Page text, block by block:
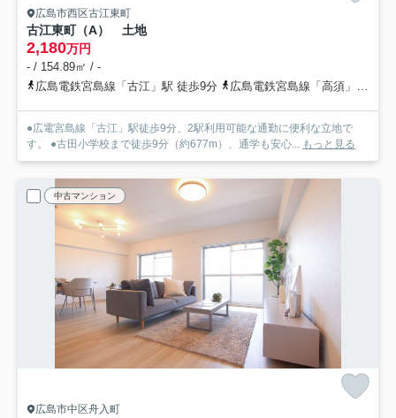
広島市西区古江東町
古江東町（A） 土地
2,180万円
- / 154.89㎡ / -
広島電鉄宮島線「古江」駅 徒歩9分
広島電鉄宮島線「高須」駅 徒歩12分
●広電宮島線「古江」駅徒歩9分、2駅利用可能な通勤に便利な立地で
す。 ●古田小学校まで徒歩9分（約677m）、通学も安心... もっと見る
中古マンション
広島市中区舟入町